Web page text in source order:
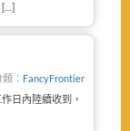
[…]
： FancyFrontier
日內陸續收到，